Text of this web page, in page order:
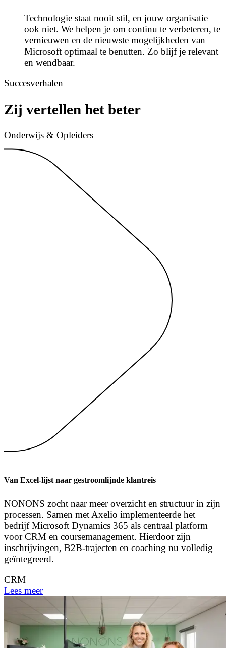
Technologie staat nooit stil, en jouw organisatie
ook niet. We helpen je om continu te verbeteren, te
vernieuwen en de nieuwste mogelijkheden van
Microsoft optimaal te benutten. Zo blijf je relevant
en wendbaar.
Succesverhalen
Zij vertellen het beter
Onderwijs & Opleiders
Van Excel-lijst naar gestroomlijnde klantreis
NONONS zocht naar meer overzicht en structuur in zijn
processen. Samen met Axelio implementeerde het
bedrijf Microsoft Dynamics 365 als centraal platform
voor CRM en coursemanagement. Hierdoor zijn
inschrijvingen, B2B-trajecten en coaching nu volledig
geïntegreerd.
CRM
Lees meer